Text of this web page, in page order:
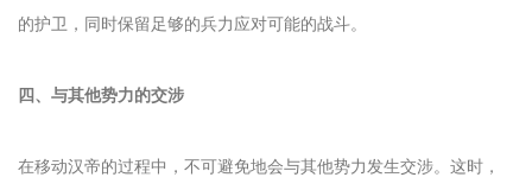
的护卫，同时保留足够的兵力应对可能的战斗。
四、与其他势力的交涉
在移动汉帝的过程中，不可避免地会与其他势力发生交涉。这时，